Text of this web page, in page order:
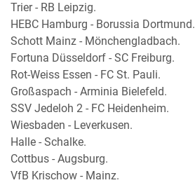
Trier - RB Leipzig.
HEBC Hamburg - Borussia Dortmund.
Schott Mainz - Mönchengladbach.
Fortuna Düsseldorf - SC Freiburg.
Rot-Weiss Essen - FC St. Pauli.
Großaspach - Arminia Bielefeld.
SSV Jedeloh 2 - FC Heidenheim.
Wiesbaden - Leverkusen.
Halle - Schalke.
Cottbus - Augsburg.
VfB Krischow - Mainz.